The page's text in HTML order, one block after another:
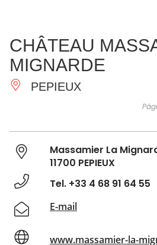
IMPRESCINDIBLES
HACER
CHÂTEAU
MIGNARDE
PEPIEUX
Massamier La
11700 PEPIEUX
Tel. +33 4 68 91 64 55
E-mail
www.massamier-la-